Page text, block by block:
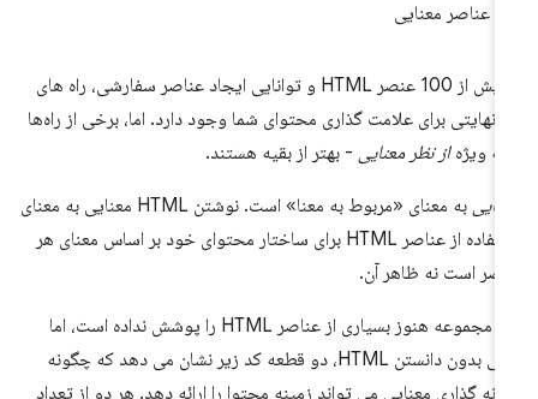
عناصر معنایی
با بیش از 100 عنصر HTML و توانایی ایجاد عناصر سفارشی، راه های
نهایتی برای علامت گذاری محتوای شما وجود دارد. اما، برخی از راه‌ها
ویژهاز نظر معنایی- بهتر از بقیه هستند.
به معنای «مربوط به معنا» است. نوشتن HTML معنایی به معنای
استفاده از عناصر HTML برای ساختار محتوای خود بر اساس معنای هر
است نه ظاهر آن.
این مجموعه هنوز بسیاری از عناصر HTML را پوشش نداده است، اما
حتی بدون دانستن HTML، دو قطعه کد زیر نشان می دهد که چگونه
گذاری معنایی می تواند زمینه محتوا را ارائه دهد. هر دو از تعداد